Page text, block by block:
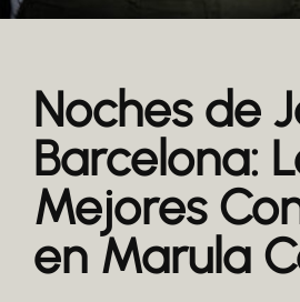
Noches de
Barcelona:
Mejores
en Marula